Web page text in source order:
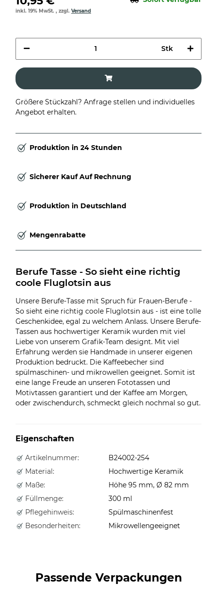
inkl. 19% MwSt. , zzgl. Versand
Stk
Größere Stückzahl? Anfrage stellen und individuelles
Angebot erhalten.
Produktion in 24 Stunden
Sicherer Kauf Auf Rechnung
Produktion in Deutschland
Mengenrabatte
Berufe Tasse - So sieht eine richtig
coole Fluglotsin aus
Unsere Berufe-Tasse mit Spruch für Frauen-Berufe -
So sieht eine richtig coole Fluglotsin aus - ist eine tolle
Geschenkidee, egal zu welchem Anlass. Unsere Berufe-
Tassen aus hochwertiger Keramik wurden mit viel
Liebe von unserem Grafik-Team designt. Mit viel
Erfahrung werden sie Handmade in unserer eigenen
Produktion bedruckt. Die Kaffeebecher sind
spülmaschinen- und mikrowellen geeignet. Somit ist
eine lange Freude an unseren Fototassen und
Motivtassen garantiert und der Kaffee am Morgen,
oder zwischendurch, schmeckt gleich nochmal so gut.
Eigenschaften
Artikelnummer:
B24002-254
Material:
Hochwertige Keramik
Maße:
Höhe 95 mm, Ø 82 mm
Füllmenge:
300 ml
Pflegehinweis:
Spülmaschinenfest
Besonderheiten:
Mikrowellengeeignet
Passende Verpackungen